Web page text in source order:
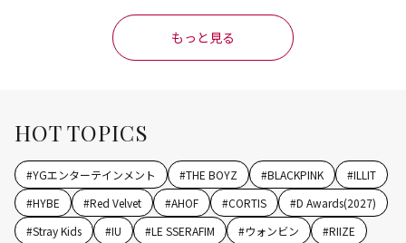
もっと見る
HOT TOPICS
#YGエンターテインメント #THE BOYZ #BLACKPINK #ILLIT
#HYBE #Red Velvet #AHOF #CORTIS #D Awards(2027)
#Stray Kids #IU #LE SSERAFIM #ウォンビン #RIIZE